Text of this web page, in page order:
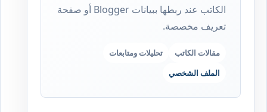
الكاتب عند ربطها ببيانات Blogger أو صفحة
تعريف مخصصة.
مقالات الكاتب
تحليلات ومتابعات
الملف الشخصي